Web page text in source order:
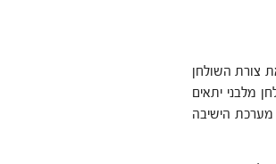
צורת השולחן
מלבני יתאים
הישיבה